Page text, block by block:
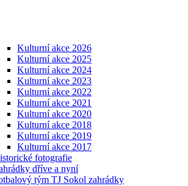
Kulturní akce 2026
Kulturní akce 2025
Kulturní akce 2024
Kulturní akce 2023
Kulturní akce 2022
Kulturní akce 2021
Kulturní akce 2020
Kulturní akce 2018
Kulturní akce 2019
Kulturní akce 2017
fotografie
dříve a nyní
tým TJ Sokol zahrádky